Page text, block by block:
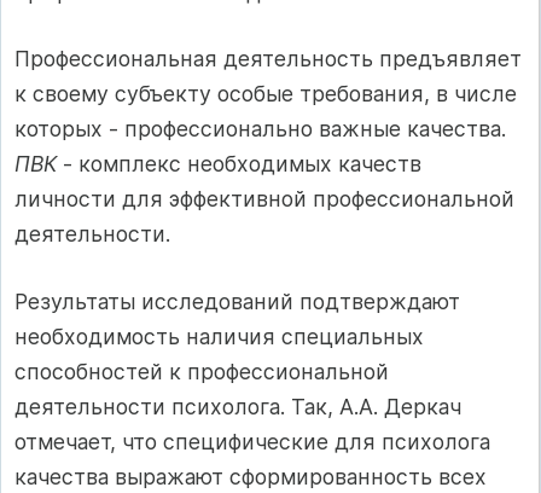
Профессиональная деятельность предъявляет
к своему субъекту особые требования, в числе
которых - профессионально важные качества.
ПВК- комплекс необходимых качеств
личности для эффективной профессиональной
деятельности.
Результаты исследований подтверждают
необходимость наличия специальных
способностей к профессиональной
деятельности психолога. Так, А.А. Деркач
отмечает, что специфические для психолога
качества выражают сформированность всех